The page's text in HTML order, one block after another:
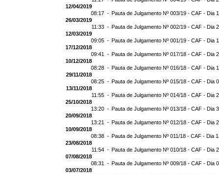
12/04/2019
08:17 - Pauta de Julgamento Nº 003/19 - CAF - Dia
26/03/2019
11:33 - Pauta de Julgamento Nº 002/19 - CAF - Dia
12/03/2019
09:05 - Pauta de Julgamento Nº 001/19 - CAF - Dia
17/12/2018
09:41 - Pauta de Julgamento Nº 017/18 - CAF - Dia
10/12/2018
08:28 - Pauta de Julgamento Nº 016/18 - CAF - Dia
29/11/2018
08:25 - Pauta de Julgamento Nº 015/18 - CAF - Dia
13/11/2018
11:55 - Pauta de Julgamento Nº 014/18 - CAF - Dia
25/10/2018
13:20 - Pauta de Julgamento Nº 013/18 - CAF - Dia
20/09/2018
13:21 - Pauta de Julgamento Nº 012/18 - CAF - Dia
10/09/2018
08:38 - Pauta de Julgamento Nº 011/18 - CAF - Dia
23/08/2018
11:54 - Pauta de Julgamento Nº 010/18 - CAF - Dia
07/08/2018
08:31 - Pauta de Julgamento Nº 009/18 - CAF - Dia
03/07/2018